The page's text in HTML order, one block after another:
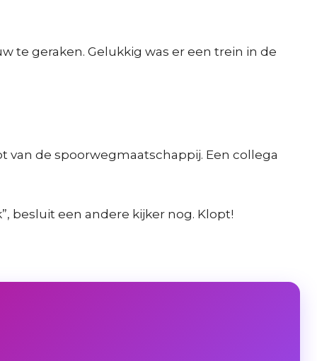
te geraken. Gelukkig was er een trein in de
de spoorwegmaatschappij. Een collega
besluit een andere kijker nog. Klopt!